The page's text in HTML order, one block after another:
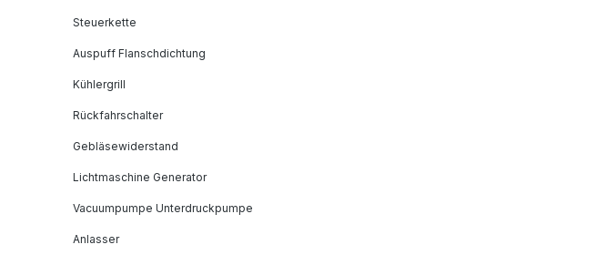
Steuerkette
Auspuff Flanschdichtung
Kühlergrill
Rückfahrschalter
Gebläsewiderstand
Lichtmaschine Generator
Vacuumpumpe Unterdruckpumpe
Anlasser